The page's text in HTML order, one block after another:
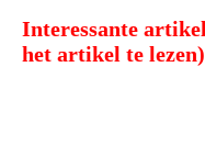
Interessante
het artikel te lezen)